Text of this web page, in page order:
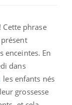
phrase
enceintes. En
dans
les enfants nés
grossesse